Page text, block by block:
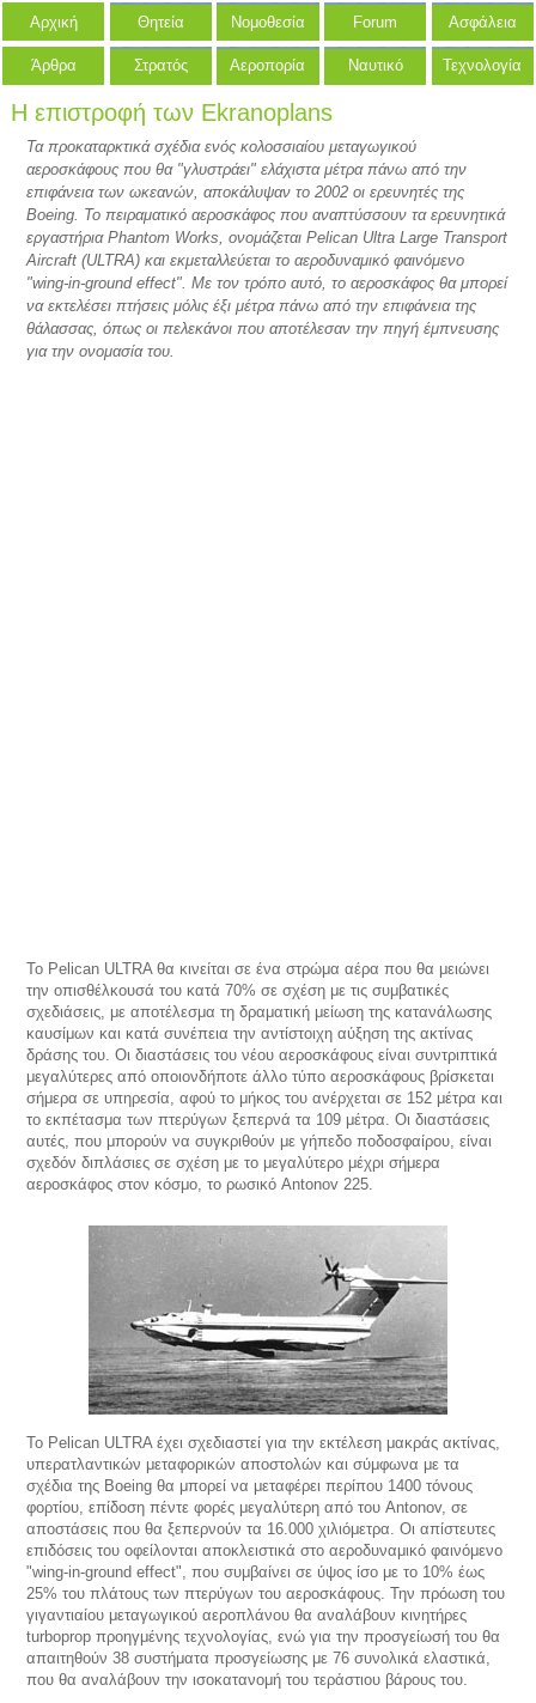
Αρχική Θητεία Νομοθεσία Forum Ασφάλεια
Άρθρα Στρατός Αεροπορία Ναυτικό Τεχνολογία
Η επιστροφή των Ekranoplans
Τα προκαταρκτικά σχέδια ενός κολοσσιαίου μεταγωγικού
αεροσκάφους που θα "γλυστράει" ελάχιστα μέτρα πάνω από την
επιφάνεια των ωκεανών, αποκάλυψαν το 2002 οι ερευνητές της
Boeing. Το πειραματικό αεροσκάφος που αναπτύσσουν τα ερευνητικά
εργαστήρια Phantom Works, ονομάζεται Pelican Ultra Large Transport
Aircraft (ULTRA) και εκμεταλλεύεται το αεροδυναμικό φαινόμενο
"wing-in-ground effect". Με τον τρόπο αυτό, το αεροσκάφος θα μπορεί
να εκτελέσει πτήσεις μόλις έξι μέτρα πάνω από την επιφάνεια της
θάλασσας, όπως οι πελεκάνοι που αποτέλεσαν την πηγή έμπνευσης
για την ονομασία του.
Το Pelican ULTRA θα κινείται σε ένα στρώμα αέρα που θα μειώνει
την οπισθέλκουσά του κατά 70% σε σχέση με τις συμβατικές
σχεδιάσεις, με αποτέλεσμα τη δραματική μείωση της κατανάλωσης
καυσίμων και κατά συνέπεια την αντίστοιχη αύξηση της ακτίνας
δράσης του. Οι διαστάσεις του νέου αεροσκάφους είναι συντριπτικά
μεγαλύτερες από οποιονδήποτε άλλο τύπο αεροσκάφους βρίσκεται
σήμερα σε υπηρεσία, αφού το μήκος του ανέρχεται σε 152 μέτρα και
το εκπέτασμα των πτερύγων ξεπερνά τα 109 μέτρα. Οι διαστάσεις
αυτές, που μπορούν να συγκριθούν με γήπεδο ποδοσφαίρου, είναι
σχεδόν διπλάσιες σε σχέση με το μεγαλύτερο μέχρι σήμερα
αεροσκάφος στον κόσμο, το ρωσικό Antonov 225.
Το Pelican ULTRA έχει σχεδιαστεί για την εκτέλεση μακράς ακτίνας,
υπερατλαντικών μεταφορικών αποστολών και σύμφωνα με τα
σχέδια της Boeing θα μπορεί να μεταφέρει περίπου 1400 τόνους
φορτίου, επίδοση πέντε φορές μεγαλύτερη από του Antonov, σε
αποστάσεις που θα ξεπερνούν τα 16.000 χιλιόμετρα. Οι απίστευτες
επιδόσεις του οφείλονται αποκλειστικά στο αεροδυναμικό φαινόμενο
"wing-in-ground effect", που συμβαίνει σε ύψος ίσο με το 10% έως
25% του πλάτους των πτερύγων του αεροσκάφους. Την πρόωση του
γιγαντιαίου μεταγωγικού αεροπλάνου θα αναλάβουν κινητήρες
turboprop προηγμένης τεχνολογίας, ενώ για την προσγείωσή του θα
απαιτηθούν 38 συστήματα προσγείωσης με 76 συνολικά ελαστικά,
που θα αναλάβουν την ισοκατανομή του τεράστιου βάρους του.